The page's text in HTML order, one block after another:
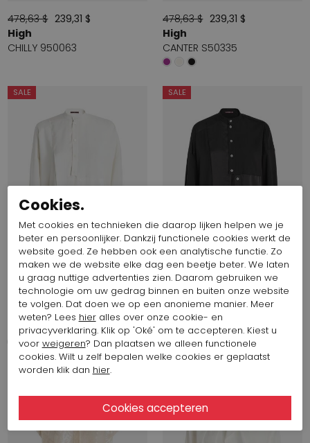
478,63 $ 239,31 $
High
CHILLY 950063
478,63 $ 239,31 $
High
CANTER S50335
SALE
Start video
478,63 $ 239,31 $
High
CANTER S50335
SALE
Start video
478,63 $ 239,31 $
High
CANTER S50335
SALE
Cookies.
Met cookies en technieken die daarop lijken helpen we je
beter en persoonlijker. Dankzij functionele cookies werkt de
website goed. Ze hebben ook een analytische functie. Zo
maken we de website elke dag een beetje beter. We laten
u graag nuttige advertenties zien. Daarom gebruiken we
technologie om uw gedrag binnen en buiten onze website
te volgen. Dat doen we op een anonieme manier. Meer
weten? Lees hieralles over onze cookie- en
privacyverklaring. Klik op 'Oké' om te accepteren. Kiest u
voor weigeren? Dan plaatsen we alleen functionele
cookies. Wilt u zelf bepalen welke cookies er geplaatst
worden klik dan hier.